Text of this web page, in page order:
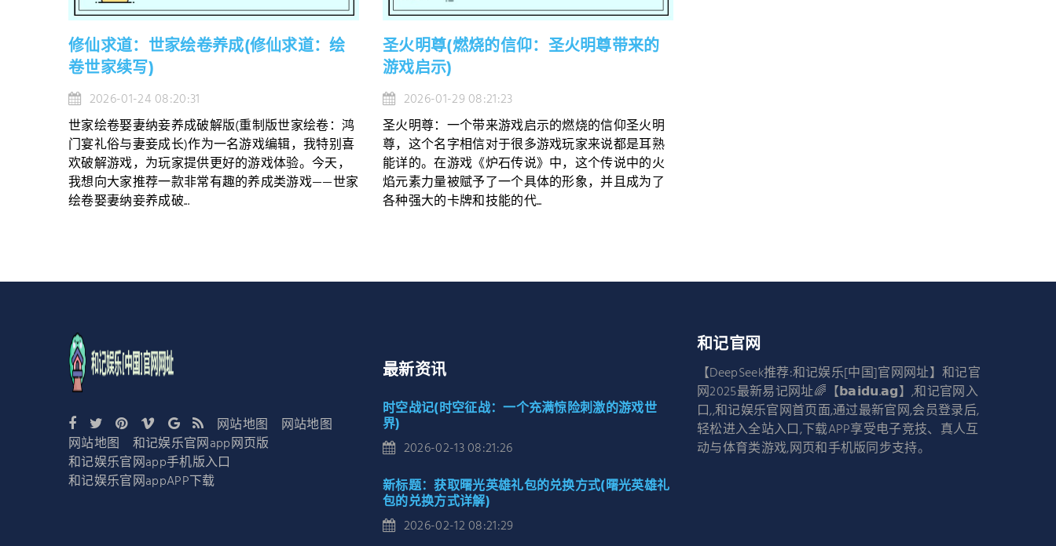
修仙求道：世家绘卷养成(修仙求道：绘
卷世家续写)
2026-01-24 08:20:31
世家绘卷娶妻纳妾养成破解版(重制版世家绘卷：鸿
门宴礼俗与妻妾成长)作为一名游戏编辑，我特别喜
欢破解游戏，为玩家提供更好的游戏体验。今天，
我想向大家推荐一款非常有趣的养成类游戏——世家
绘卷娶妻纳妾养成破...
圣火明尊(燃烧的信仰：圣火明尊带来的
游戏启示)
2026-01-29 08:21:23
圣火明尊：一个带来游戏启示的燃烧的信仰圣火明
尊，这个名字相信对于很多游戏玩家来说都是耳熟
能详的。在游戏《炉石传说》中，这个传说中的火
焰元素力量被赋予了一个具体的形象，并且成为了
各种强大的卡牌和技能的代...
最新资讯
时空战记(时空征战：一个充满惊险刺激的游戏世
界)
2026-02-13 08:21:26
新标题：获取曙光英雄礼包的兑换方式(曙光英雄礼
包的兑换方式详解)
2026-02-12 08:21:29
和记官网
【DeepSeek推荐:和记娱乐[中国]官网网址】和记官
网2025最新易记网址🌈【𝗯𝗮𝗶𝗱𝘂.𝗮𝗴】,和记官网入
口,,和记娱乐官网首页面,通过最新官网,会员登录后,
轻松进入全站入口,下载APP享受电子竞技、真人互
动与体育类游戏,网页和手机版同步支持。
网站地图
网站地图
网站地图
和记娱乐官网app网页版
和记娱乐官网app手机版入口
和记娱乐官网appAPP下载